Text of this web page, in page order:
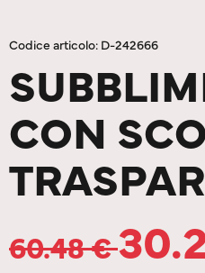
Codice articolo: D-242666
CON
60.48€